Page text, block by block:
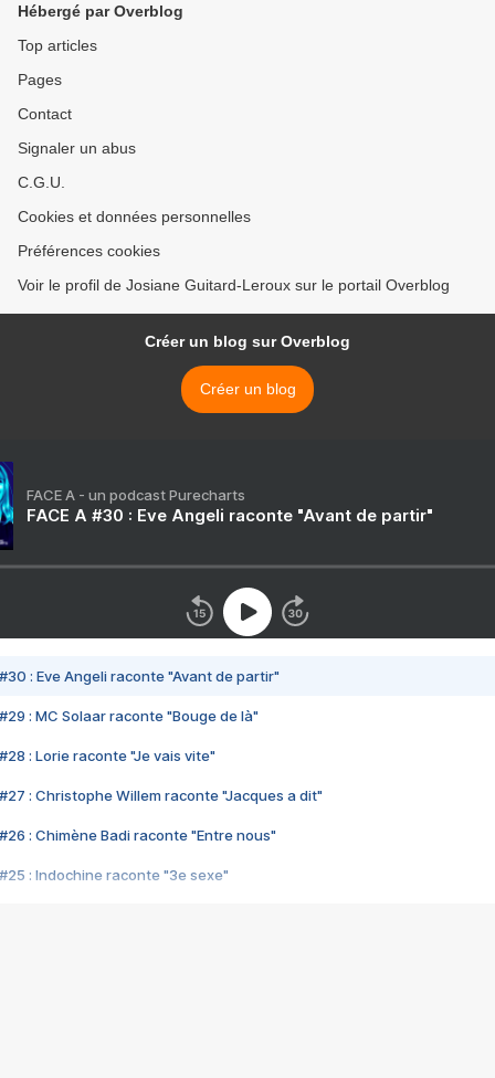
Hébergé par Overblog
Top articles
Pages
Contact
Signaler un abus
C.G.U.
Cookies et données personnelles
Préférences cookies
Voir le profil de Josiane Guitard-Leroux sur le portail Overblog
Créer un blog sur Overblog
Créer un blog
FACE A - un podcast Purecharts
FACE A #30 : Eve Angeli raconte "Avant de partir"
#30 : Eve Angeli raconte "Avant de partir"
#29 : MC Solaar raconte "Bouge de là"
#28 : Lorie raconte "Je vais vite"
#27 : Christophe Willem raconte "Jacques a dit"
#26 : Chimène Badi raconte "Entre nous"
#25 : Indochine raconte "3e sexe"